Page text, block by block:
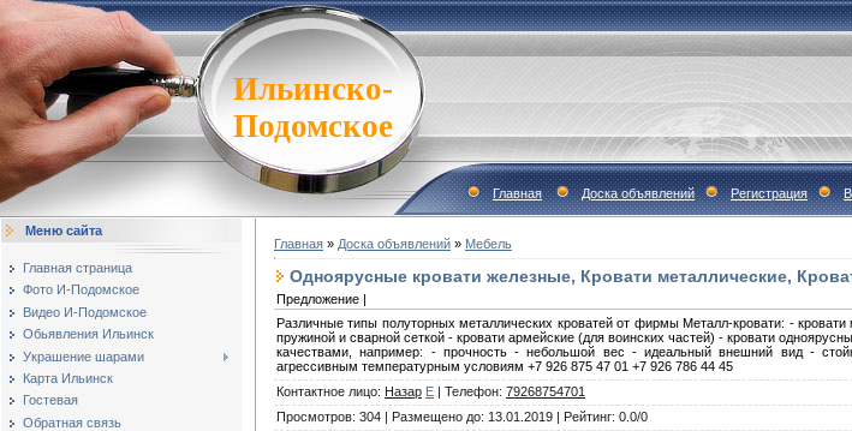
Ильинско-
Подомское
Главная Доска объявлений Регистрация
Меню сайта
Главная страница
Фото И-Подомское
Видео И-Подомское
Обьявления Ильинск
Украшение шарами
Карта Ильинск
Гостевая
Обратная связь
Главная » Доска объявлений » Мебель
Одноярусные кровати железные, Кровати металлические,
Предложение |
Различные типы полуторных металлических кроватей от фирмы Металл-кровати: -
пружиной и сварной сеткой - кровати армейские (для воинских частей) - кровати
качествами, например: - прочность - небольшой вес - идеальный внешний вид -
агрессивным температурным условиям +7 926 875 47 01 +7 926 786 44 45
Контактное лицо: Назар E | Телефон: 79268754701
Просмотров: 304 | Размещено до: 13.01.2019 | Рейтинг: 0.0/0